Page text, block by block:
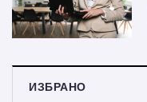
ИЗБРАНО